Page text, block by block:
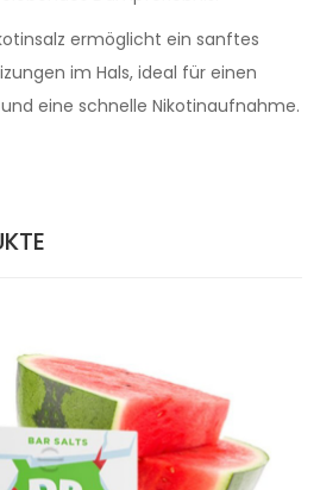
ermöglicht ein sanftes
im Hals, ideal für einen
eine schnelle Nikotinaufnahme.